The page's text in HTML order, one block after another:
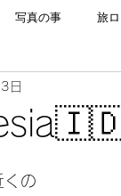
写真の事 旅
日
くの